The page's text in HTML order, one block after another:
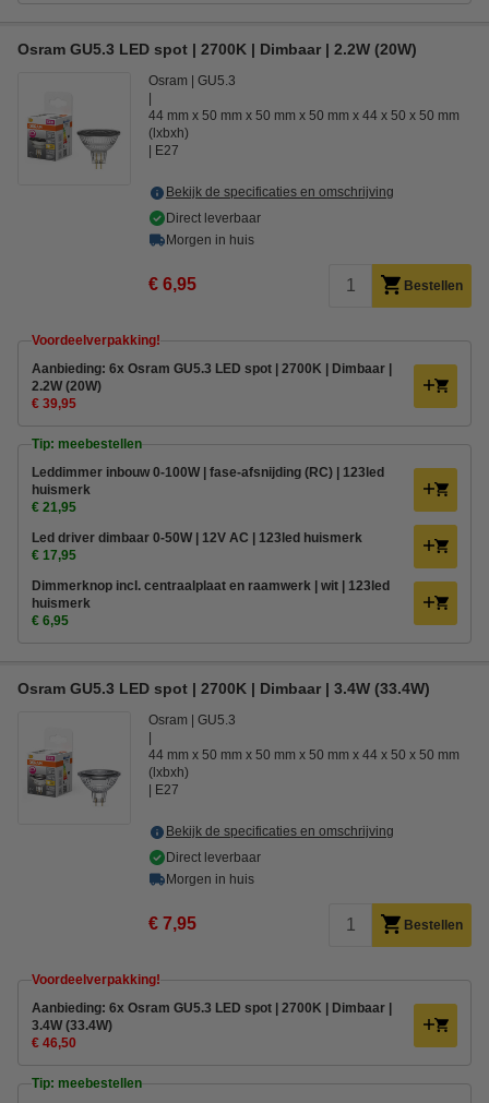
Osram GU5.3 LED spot | 2700K | Dimbaar | 2.2W (20W)
Osram GU5.3
44 mm x 50 mm x 50 mm x 50 mm x 44 x 50 x 50 mm
(lxbxh)
E27
Bekijk de specificaties en omschrijving
Direct leverbaar
Morgen in huis
€ 6,95 Bestellen
Voordeelverpakking!
Aanbieding: 6x Osram GU5.3 LED spot | 2700K | Dimbaar |
2.2W (20W)
€ 39,95
Tip: meebestellen
Leddimmer inbouw 0-100W | fase-afsnijding (RC) | 123led
huismerk
€ 21,95
Led driver dimbaar 0-50W | 12V AC | 123led huismerk
€ 17,95
Dimmerknop incl. centraalplaat en raamwerk | wit | 123led
huismerk
€ 6,95
Osram GU5.3 LED spot | 2700K | Dimbaar | 3.4W (33.4W)
Osram GU5.3
44 mm x 50 mm x 50 mm x 50 mm x 44 x 50 x 50 mm
(lxbxh)
E27
Bekijk de specificaties en omschrijving
Direct leverbaar
Morgen in huis
€ 7,95 Bestellen
Voordeelverpakking!
Aanbieding: 6x Osram GU5.3 LED spot | 2700K | Dimbaar |
3.4W (33.4W)
€ 46,50
Tip: meebestellen